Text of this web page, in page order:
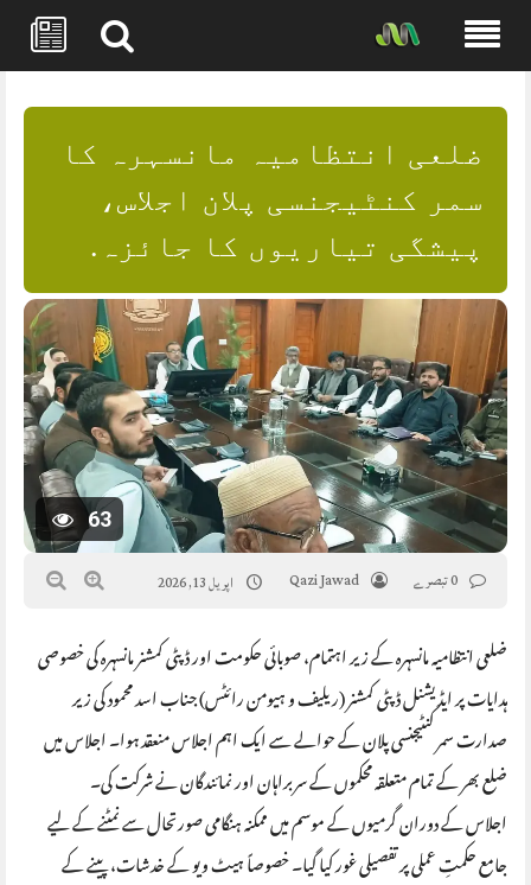
content
ضلعی انتظامیہ مانسہرہ کا
سمر کنٹیجنسی پلان اجلاس،
پیشگی تیاریوں کا جائزہ.
63
Qazi Jawad اپریل 13, 2026
ضلعی انتظامیہ مانسہرہ کے زیر اہتمام، صوبائی حکومت اور ڈپٹی کمشنر مانسہرہ کی خصوصی
ہدایات پر ایڈیشنل ڈپٹی کمشنر (ریلیف و ہیومن رائٹس) جناب اسد محمود کی زیر
صدارت سمر کنٹیجنسی پلان کے حوالے سے ایک اہم اجلاس منعقد ہوا۔ اجلاس میں
ضلع بھر کے تمام متعلقہ محکموں کے سربراہان اور نمائندگان نے شرکت کی۔
اجلاس کے دوران گرمیوں کے موسم میں ممکنہ ہنگامی صورتحال سے نمٹنے کے لیے
جامع حکمتِ عملی پر تفصیلی غور کیا گیا۔ خصوصاً ہیٹ ویو کے خدشات، پینے کے